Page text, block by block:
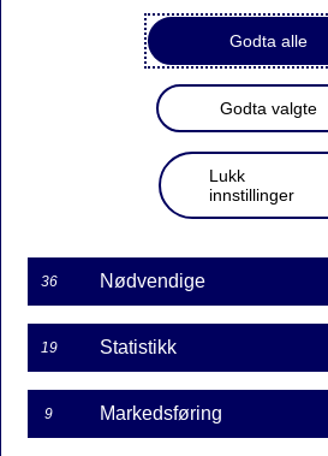
Godta alle
Godta valgte
Lukk
innstillinger
36 Nødvendige
19 Statistikk
9 Markedsføring